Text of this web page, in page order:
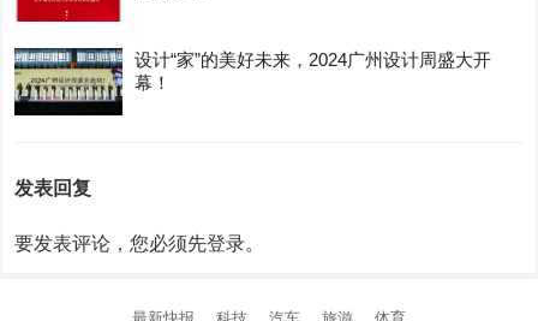
设计“家”的美好未来，2024广州设计周盛大开
幕！
发表回复
要发表评论，您必须先登录。